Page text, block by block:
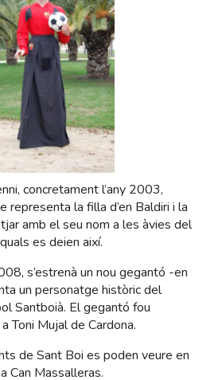
concretament l’any 2003,
representa la filla d’en Baldiri i la
amb el seu nom a les àvies del
es deien així.
s’estrenà un nou gegantó -en
un personatge històric del
Santboià. El gegantó fou
Toni Mujal de Cardona.
de Sant Boi es poden veure en
Can Massalleras.